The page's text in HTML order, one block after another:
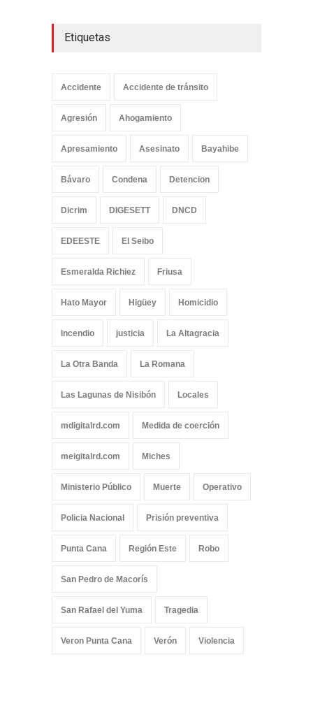
Etiquetas
Accidente Accidente de tránsito
Agresión Ahogamiento
Apresamiento Asesinato Bayahibe
Bávaro Condena Detencion
Dicrim DIGESETT DNCD
EDEESTE El Seibo
Esmeralda Richiez Friusa
Hato Mayor Higüey Homicidio
Incendio justicia La Altagracia
La Otra Banda La Romana
Las Lagunas de Nisibón Locales
mdigitalrd.com Medida de coerción
meigitalrd.com Miches
Ministerio Público Muerte Operativo
Policia Nacional Prisión preventiva
Punta Cana Región Este Robo
San Pedro de Macorís
San Rafael del Yuma Tragedia
Veron Punta Cana Verón Violencia